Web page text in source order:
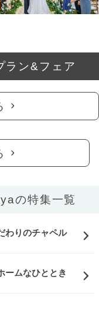
ラン&フェア
の特集一覧
わりのチャペル
ームなひととき